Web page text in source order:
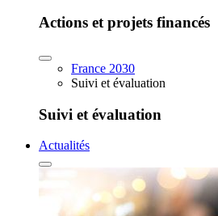
Actions et projets financés
France 2030
Suivi et évaluation
Suivi et évaluation
Actualités